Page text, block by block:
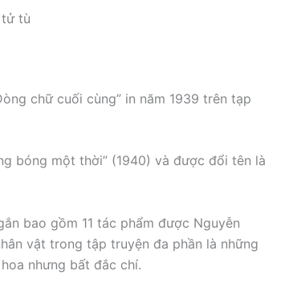
tù
chữ cuối cùng” in năm 1939 trên tạp
bóng một thời” (1940) và được đổi tên là
bao gồm 11 tác phẩm được Nguyễn
vật trong tập truyện đa phần là những
nhưng bất đắc chí.